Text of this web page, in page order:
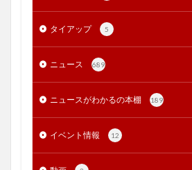
タイアップ 5
ニュース 689
ニュースがわかるの本棚 189
イベント情報 12